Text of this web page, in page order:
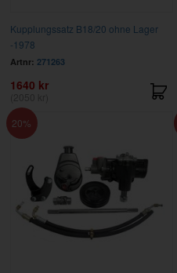
Kupplungssatz B18/20 ohne Lager
-1978
Artnr: 271263
1640 kr
20